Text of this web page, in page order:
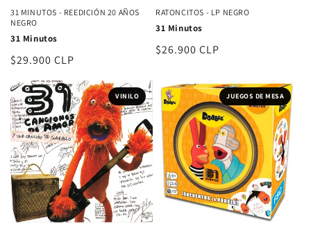
31 MINUTOS - REEDICIÓN 20 AÑOS
NEGRO
31 Minutos
Precio
$29.900 CLP
RATONCITOS - LP NEGRO
31 Minutos
Precio
$26.900 CLP
VINILO JUEGOS DE MESA